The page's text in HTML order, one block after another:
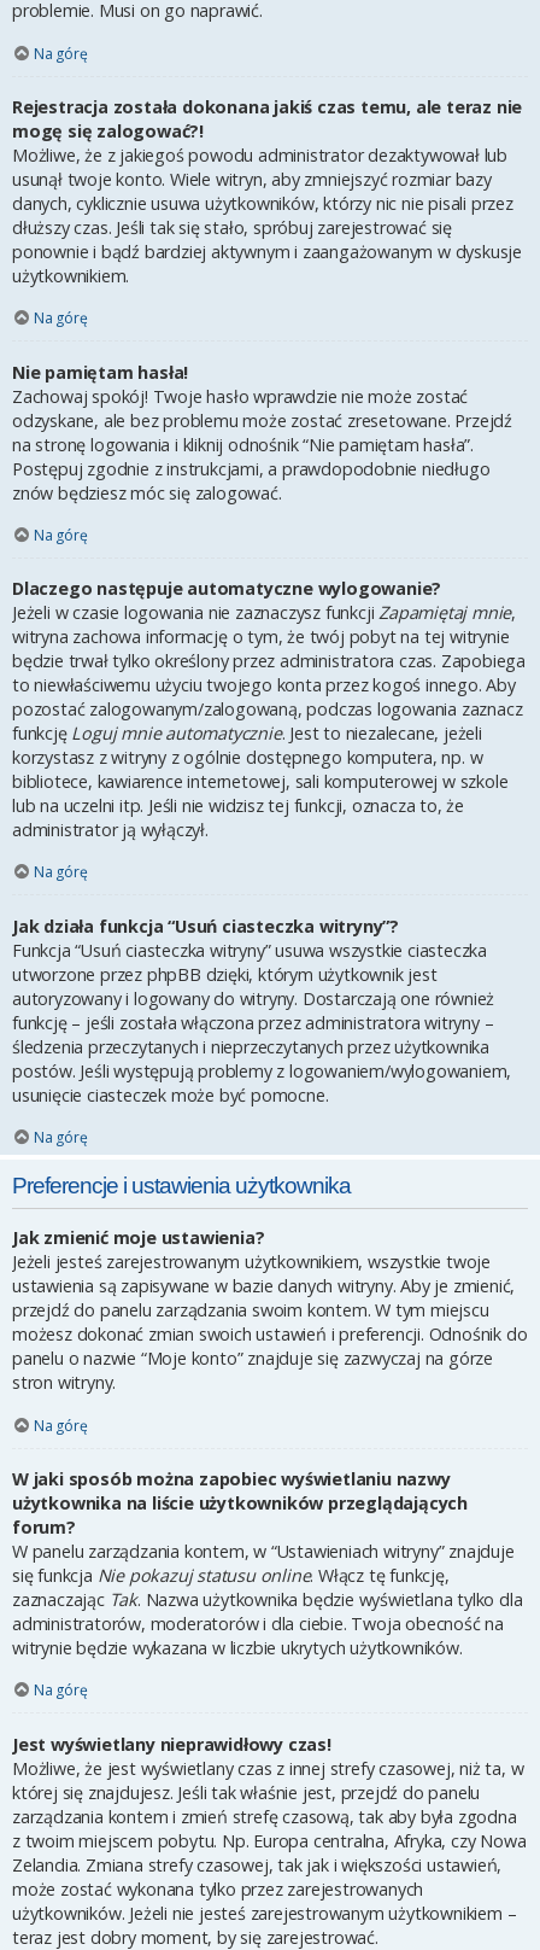
problemie. Musi on go naprawić.
Na górę
Rejestracja została dokonana jakiś czas temu, ale teraz nie
mogę się zalogować?!
Możliwe, że z jakiegoś powodu administrator dezaktywował lub
usunął twoje konto. Wiele witryn, aby zmniejszyć rozmiar bazy
danych, cyklicznie usuwa użytkowników, którzy nic nie pisali przez
dłuższy czas. Jeśli tak się stało, spróbuj zarejestrować się
ponownie i bądź bardziej aktywnym i zaangażowanym w dyskusje
użytkownikiem.
Na górę
Nie pamiętam hasła!
Zachowaj spokój! Twoje hasło wprawdzie nie może zostać
odzyskane, ale bez problemu może zostać zresetowane. Przejdź
na stronę logowania i kliknij odnośnik “Nie pamiętam hasła”.
Postępuj zgodnie z instrukcjami, a prawdopodobnie niedługo
znów będziesz móc się zalogować.
Na górę
Dlaczego następuje automatyczne wylogowanie?
Jeżeli w czasie logowania nie zaznaczysz funkcjiZapamiętaj mnie,
witryna zachowa informację o tym, że twój pobyt na tej witrynie
będzie trwał tylko określony przez administratora czas. Zapobiega
to niewłaściwemu użyciu twojego konta przez kogoś innego. Aby
pozostać zalogowanym/zalogowaną, podczas logowania zaznacz
funkcję Loguj mnie automatycznie. Jest to niezalecane, jeżeli
korzystasz z witryny z ogólnie dostępnego komputera, np. w
bibliotece, kawiarence internetowej, sali komputerowej w szkole
lub na uczelni itp. Jeśli nie widzisz tej funkcji, oznacza to, że
administrator ją wyłączył.
Na górę
Jak działa funkcja “Usuń ciasteczka witryny”?
Funkcja “Usuń ciasteczka witryny” usuwa wszystkie ciasteczka
utworzone przez phpBB dzięki, którym użytkownik jest
autoryzowany i logowany do witryny. Dostarczają one również
funkcję – jeśli została włączona przez administratora witryny –
śledzenia przeczytanych i nieprzeczytanych przez użytkownika
postów. Jeśli występują problemy z logowaniem/wylogowaniem,
usunięcie ciasteczek może być pomocne.
Na górę
Preferencje i ustawienia użytkownika
Jak zmienić moje ustawienia?
Jeżeli jesteś zarejestrowanym użytkownikiem, wszystkie twoje
ustawienia są zapisywane w bazie danych witryny. Aby je zmienić,
przejdź do panelu zarządzania swoim kontem. W tym miejscu
możesz dokonać zmian swoich ustawień i preferencji. Odnośnik do
panelu o nazwie “Moje konto” znajduje się zazwyczaj na górze
stron witryny.
Na górę
W jaki sposób można zapobiec wyświetlaniu nazwy
użytkownika na liście użytkowników przeglądających
forum?
W panelu zarządzania kontem, w “Ustawieniach witryny” znajduje
się funkcja Nie pokazuj statusu online. Włącz tę funkcję,
zaznaczając Tak. Nazwa użytkownika będzie wyświetlana tylko dla
administratorów, moderatorów i dla ciebie. Twoja obecność na
witrynie będzie wykazana w liczbie ukrytych użytkowników.
Na górę
Jest wyświetlany nieprawidłowy czas!
Możliwe, że jest wyświetlany czas z innej strefy czasowej, niż ta, w
której się znajdujesz. Jeśli tak właśnie jest, przejdź do panelu
zarządzania kontem i zmień strefę czasową, tak aby była zgodna
z twoim miejscem pobytu. Np. Europa centralna, Afryka, czy Nowa
Zelandia. Zmiana strefy czasowej, tak jak i większości ustawień,
może zostać wykonana tylko przez zarejestrowanych
użytkowników. Jeżeli nie jesteś zarejestrowanym użytkownikiem –
teraz jest dobry moment, by się zarejestrować.